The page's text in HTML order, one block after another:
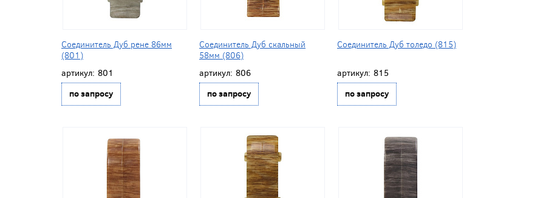
Соединитель Дуб рене 86мм
(801)
артикул: 801
по запросу
Соединитель Дуб скальный
58мм (806)
артикул: 806
по запросу
Соединитель Дуб толедо (815)
артикул: 815
по запросу